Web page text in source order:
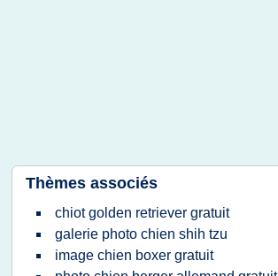
Thèmes associés
chiot golden retriever gratuit
galerie photo chien shih tzu
image chien boxer gratuit